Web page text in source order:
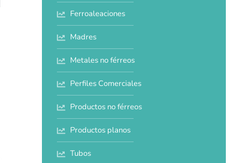
Ferroaleaciones
Madres
Metales no férreos
Perfiles Comerciales
Productos no férreos
Productos planos
Tubos